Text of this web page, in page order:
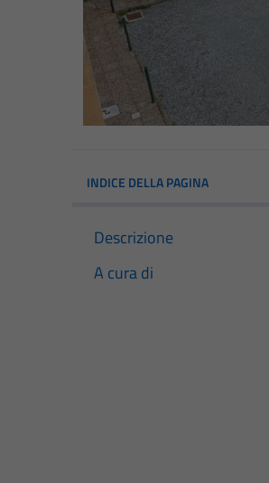
INDICE DELLA PAGINA
Descrizione
A cura di